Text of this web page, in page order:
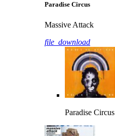
Paradise Circus
Massive Attack
file_download
Paradise Circus